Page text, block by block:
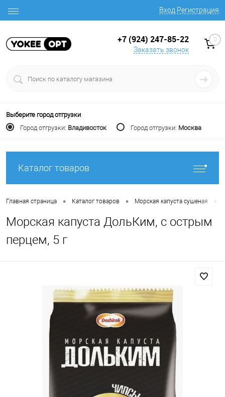
Вход Регистрация
+7 (924) 247-85-22
Заказать звонок
0
Выберите город отгрузки
Город отгрузки: Владивосток Город отгрузки: Москва
Каталог товаров
Главная страница • Каталог товаров • Морская капуста сушеная
Морская капуста ДольКим, с острым
перцем, 5 г